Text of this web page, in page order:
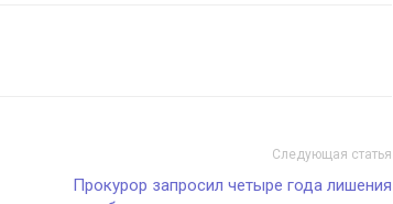
Следующая статья
Прокурор запросил четыре года лишения